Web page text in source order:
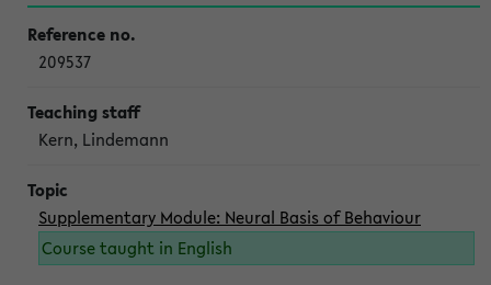
209537
Kern, Lindemann
Supplementary Module: Neural Basis of Behaviour
Course taught in English